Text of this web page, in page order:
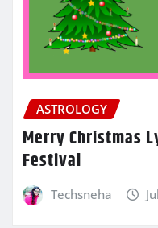
ASTROLOGY
Merry Christmas
Festival
Techsneha